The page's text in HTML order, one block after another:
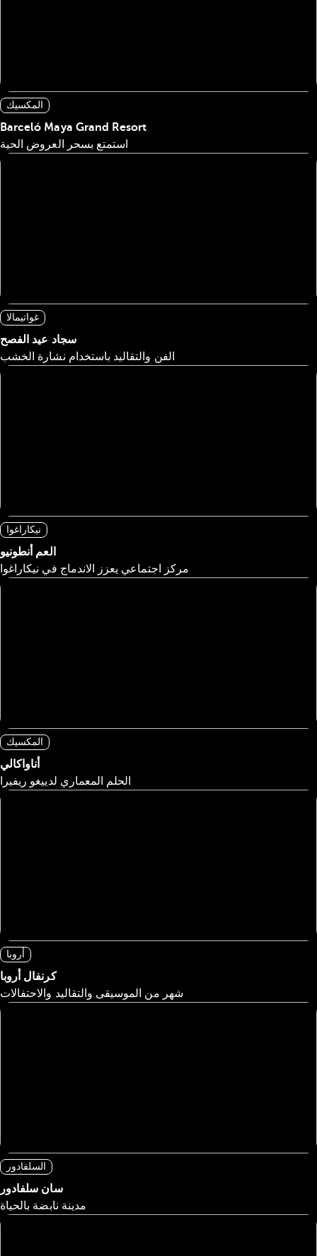
المكسيك
Barceló Maya Grand Resort
استمتع بسحر العروض الحية
غواتيمالا
سجاد عيد الفصح
الفن والتقاليد باستخدام نشارة الخشب
نيكاراغوا
العم أنطونيو
مركز اجتماعي يعزز الاندماج في نيكاراغوا
المكسيك
أناواكالي
الحلم المعماري لدييغو ريفيرا
أروبا
كرنفال أروبا
شهر من الموسيقى والتقاليد والاحتفالات
السلفادور
سان سلفادور
مدينة نابضة بالحياة